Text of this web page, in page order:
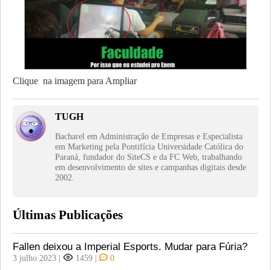
Clique na imagem para Ampliar
TUGH
Bacharel em Administração de Empresas e Especialista
em Marketing pela Pontifícia Universidade Católica do
Paraná, fundador do SiteCS e da FC Web, trabalhando
em desenvolvimento de sites e campanhas digitais desde
2002.
Últimas Publicações
Fallen deixou a Imperial Esports. Mudar para Fúria?
3 julho 2023 | 1459 | 0